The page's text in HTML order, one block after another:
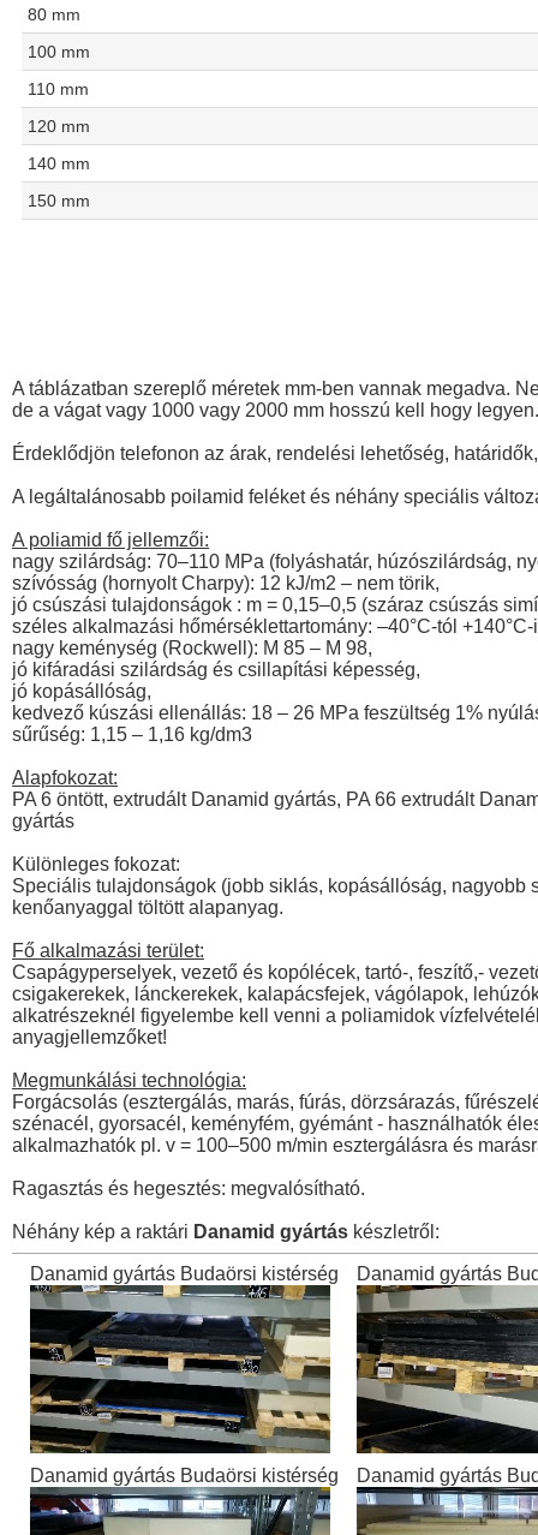
80 mm
100 mm
110 mm
120 mm
140 mm
150 mm
A táblázatban szereplő méretek mm-ben vannak megadva.
de a vágat vagy 1000 vagy 2000 mm hosszú kell hogy legyen.
Érdeklődjön telefonon az árak, rendelési lehetőség,
A legáltalánosabb poilamid feléket és néhány speciális
A poliamid fő jellemzői:
nagy szilárdság: 70–110 MPa (folyáshatár, húzószilárdság,
szívósság (hornyolt Charpy): 12 kJ/m2 – nem törik,
jó csúszási tulajdonságok : m = 0,15–0,5 (száraz csúszás
széles alkalmazási hőmérséklettartomány: –40°C-tól +140°C-
nagy keménység (Rockwell): M 85 – M 98,
jó kifáradási szilárdság és csillapítási képesség,
jó kopásállóság,
kedvező kúszási ellenállás: 18 – 26 MPa feszültség 1%
sűrűség: 1,15 – 1,16 kg/dm3
Alapfokozat:
PA 6 öntött, extrudált Danamid gyártás, PA 66 extrudált
gyártás
Különleges fokozat:
Speciális tulajdonságok (jobb siklás, kopásállóság,
kenőanyaggal töltött alapanyag.
Fő alkalmazási terület:
Csapágyperselyek, vezető és kopólécek, tartó-, feszítő,-
csigakerekek, lánckerekek, kalapácsfejek, vágólapok,
alkatrészeknél figyelembe kell venni a poliamidok
anyagjellemzőket!
Megmunkálási technológia:
Forgácsolás (esztergálás, marás, fúrás, dörzsárazás,
szénacél, gyorsacél, keményfém, gyémánt - használhatók
alkalmazhatók pl. v = 100–500 m/min esztergálásra és
Ragasztás és hegesztés: megvalósítható.
Néhány kép a raktári Danamid gyártás készletről:
Danamid gyártás Budaörsi kistérség Danamid gyártás
Danamid gyártás Budaörsi kistérség Danamid gyártás